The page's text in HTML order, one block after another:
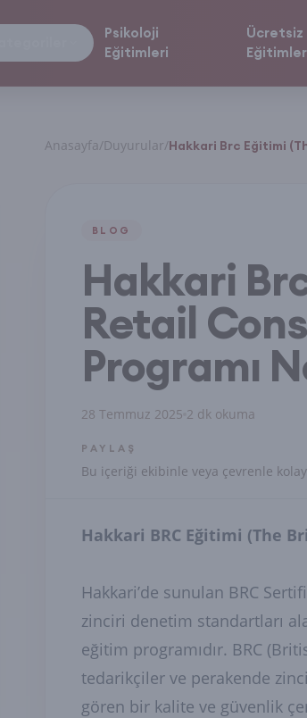
Psikoloji
Eğitimleri
Ücretsiz
Eğitimler
Anasayfa/Duyurular/Hakkari Brc Eğitimi
BLOG
Hakkari
Retail
Programı
28 Temmuz 2025 2 dk okuma
PAYLAŞ
Bu içeriği ekibinle veya çevrenle
Hakkari BRC Eğitimi (The
Hakkari’de sunulan BRC
zinciri denetim standartları
eğitim programıdır. BRC
tedarikçiler ve perakende
gören bir kalite ve güvenlik